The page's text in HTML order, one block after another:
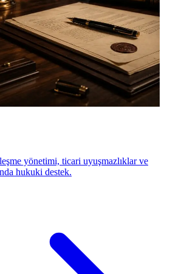
yönetimi, ticari uyuşmazlıklar ve
hukuki destek.